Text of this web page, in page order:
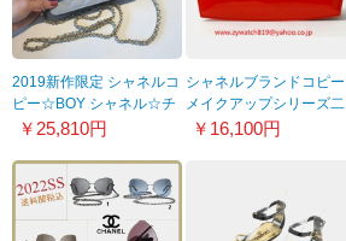
2019新作限定 シャネルコ
ピー☆BOY シャネル☆チ
ェーンウォレット WOC
￥25,810円
シャネルブランドコピー
メイクアップシリーズ二
つ折長財布 レッド
￥16,100円